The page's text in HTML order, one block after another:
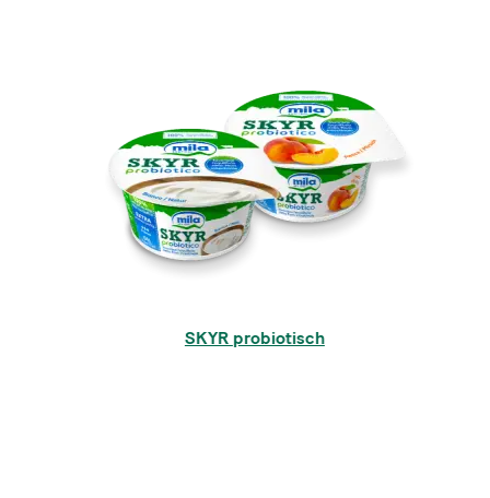
SKYR probiotisch